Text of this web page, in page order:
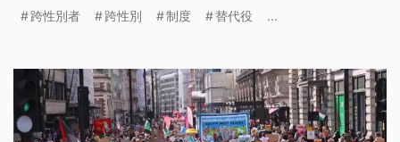
與人權影響評估前，應該停止修法。對此，內政部表
段，會廣泛蒐集各界意見，取得最大共識再實施。
跨性別者 跨性別 制度 替代役 ...